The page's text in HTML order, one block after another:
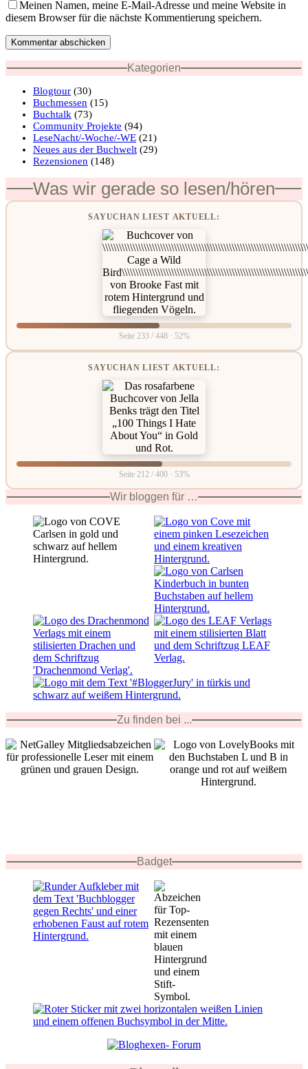
Meinen Namen, meine E-Mail-Adresse und meine Website in
diesem Browser für die nächste Kommentierung speichern.
Kommentar abschicken
Kategorien
Blogtour (30)
Buchmessen (15)
Buchtalk (73)
Community Projekte (94)
LeseNacht/-Woche/-WE (21)
Neues aus der Buchwelt (29)
Rezensionen (148)
Was wir gerade so lesen/hören
SAYUCHAN LIEST AKTUELL:
Seite 233 / 448 · 52%
SAYUCHAN LIEST AKTUELL:
Seite 212 / 400 · 53%
Wir bloggen für …
Zu finden bei ...
Badget